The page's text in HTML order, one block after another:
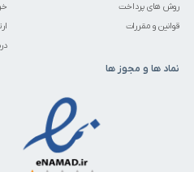
روش های پرداخت
قوانین و مقررات
نماد ها و مجوز ها